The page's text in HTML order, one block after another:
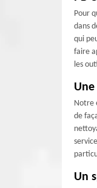
Pour
dans
qui
faire
les
Notre
de
Un